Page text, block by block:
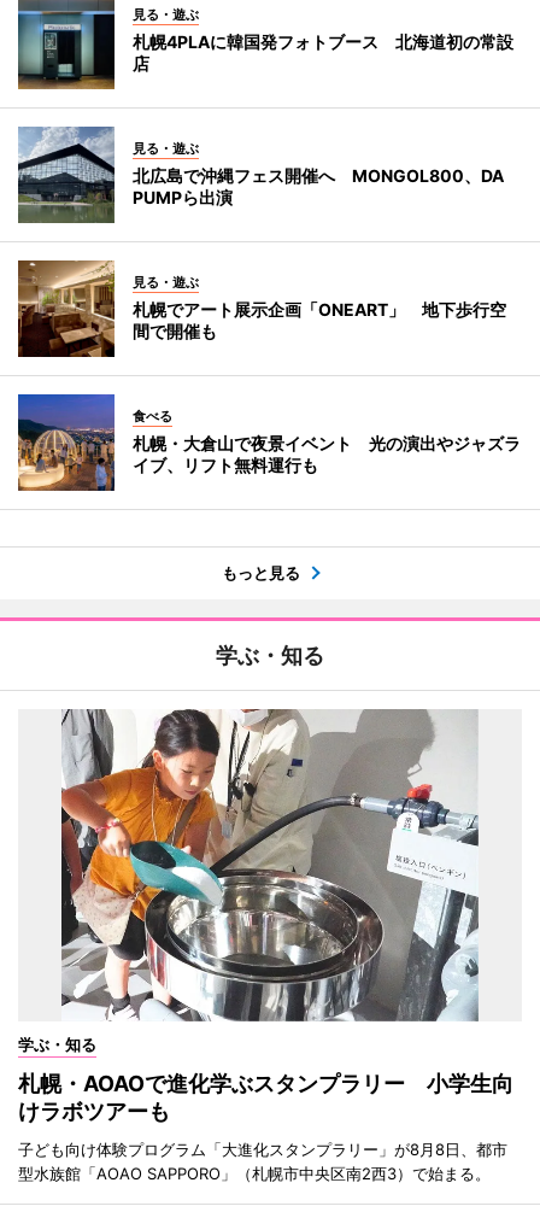
見る・遊ぶ
札幌4PLAに韓国発フォトブース 北海道初の常設
店
見る・遊ぶ
北広島で沖縄フェス開催へ MONGOL800、DA
PUMPら出演
見る・遊ぶ
札幌でアート展示企画「ONEART」 地下歩行空
間で開催も
食べる
札幌・大倉山で夜景イベント 光の演出やジャズラ
イブ、リフト無料運行も
もっと見る
学ぶ・知る
学ぶ・知る
札幌・AOAOで進化学ぶスタンプラリー 小学生向
けラボツアーも
子ども向け体験プログラム「大進化スタンプラリー」が8月8日、都市
型水族館「AOAO SAPPORO」（札幌市中央区南2西3）で始まる。